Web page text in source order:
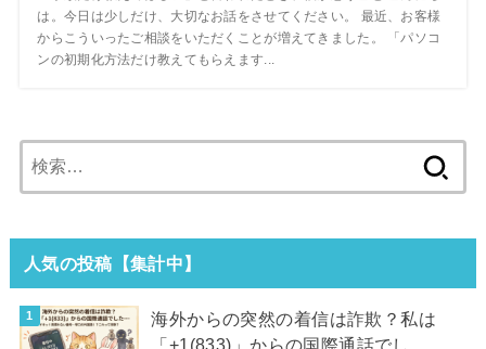
は。今日は少しだけ、大切なお話をさせてください。 最近、お客様
からこういったご相談をいただくことが増えてきました。 「パソコ
ンの初期化方法だけ教えてもらえます...
索:
人気の投稿【集計中】
海外からの突然の着信は詐欺？私は
「+1(833)」からの国際通話でし